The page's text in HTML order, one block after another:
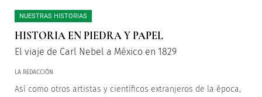
NUESTRAS HISTORIAS
HISTORIA EN PIEDRA Y PAPEL
El viaje de Carl Nebel a México en 1829
LA REDACCIÓN
Así como otros artistas y científicos extranjeros de la época,